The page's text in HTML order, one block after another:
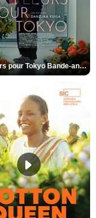
Des Fleurs pour Tokyo Bande-annonce VO STFR